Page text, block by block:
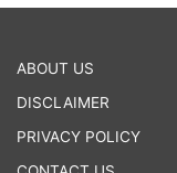
ABOUT US
DISCLAIMER
PRIVACY POLICY